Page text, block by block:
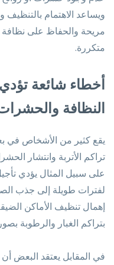
ويساعد الاهتمام بالتنظيف
مريحة والحفاظ على
متكررة.
أخطاء شائعة
النظافة
يقع كثير من الأشخاص في
تراكم الأتربة وانتشار
على سبيل المثال يؤدي
لفترات طويلة إلى جذب
إهمال تنظيف الأماكن
بتراكم الغبار والرطوبة
في المقابل يعتقد البعض